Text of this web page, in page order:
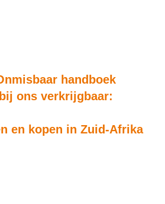
handboek
bij ons verkrijgbaar:
en kopen in Zuid-Afrika